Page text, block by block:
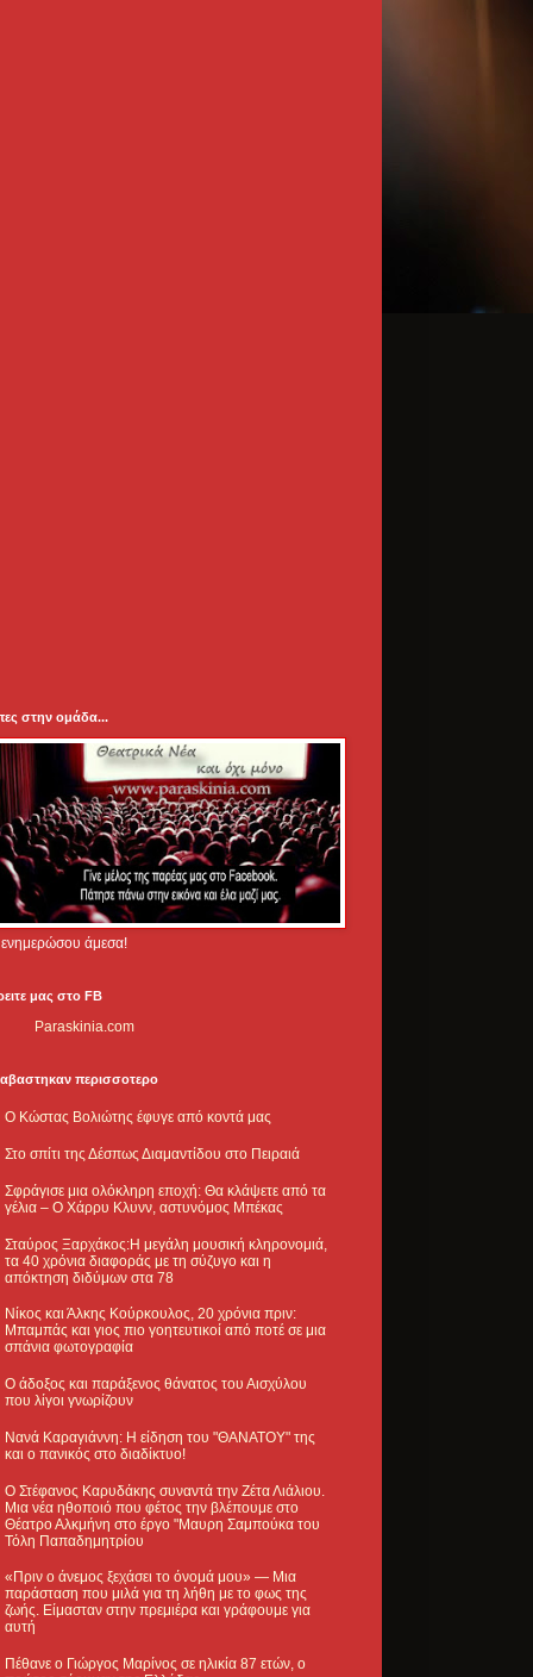
στην ομάδα...
ενημερώσου άμεσα!
μας στο FB
Paraskinia.com
περισσοτερο
Ο Κώστας Βολιώτης έφυγε από κοντά μας
Στο σπίτι της Δέσπως Διαμαντίδου στο Πειραιά
Σφράγισε μια ολόκληρη εποχή: Θα κλάψετε από τα
γέλια – Ο Χάρρυ Κλυνν, αστυνόμος Μπέκας
Σταύρος Ξαρχάκος:Η μεγάλη μουσική κληρονομιά,
τα 40 χρόνια διαφοράς με τη σύζυγο και η
απόκτηση διδύμων στα 78
Νίκος και Άλκης Κούρκουλος, 20 χρόνια πριν:
Μπαμπάς και γιος πιο γοητευτικοί από ποτέ σε μια
σπάνια φωτογραφία
Ο άδοξος και παράξενος θάνατος του Αισχύλου
που λίγοι γνωρίζουν
Νανά Καραγιάννη: Η είδηση του "ΘΑΝΑΤΟΥ" της
και ο πανικός στο διαδίκτυο!
Ο Στέφανος Καρυδάκης συναντά την Ζέτα Λιάλιου.
Μια νέα ηθοποιό που φέτος την βλέπουμε στο
Θέατρο Αλκμήνη στο έργο "Μαυρη Σαμπούκα του
Τόλη Παπαδημητρίου
«Πριν ο άνεμος ξεχάσει το όνομά μου» — Μια
παράσταση που μιλά για τη λήθη με το φως της
ζωής. Είμασταν στην πρεμιέρα και γράφουμε για
αυτή
Πέθανε ο Γιώργος Μαρίνος σε ηλικία 87 ετών, ο